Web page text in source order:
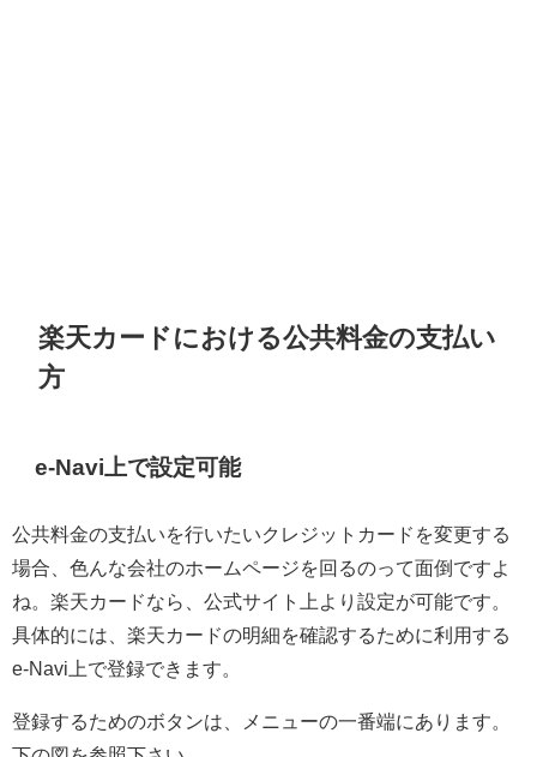
楽天カードにおける公共料金の支払い
方
e-Navi上で設定可能
公共料金の支払いを行いたいクレジットカードを変更する
場合、色んな会社のホームページを回るのって面倒ですよ
ね。楽天カードなら、公式サイト上より設定が可能です。
具体的には、楽天カードの明細を確認するために利用する
e-Navi上で登録できます。
登録するためのボタンは、メニューの一番端にあります。